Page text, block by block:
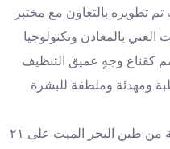
تطويره بالتعاون مع مختبر
بالمعادن وتكنولوجيا
كقناع وجهٍ عميق التنظيف
ومهدئة وملطفة للبشرة
تحتوي مصفوفة المعادن المستخلصة من طين البحر الميت على ٢١